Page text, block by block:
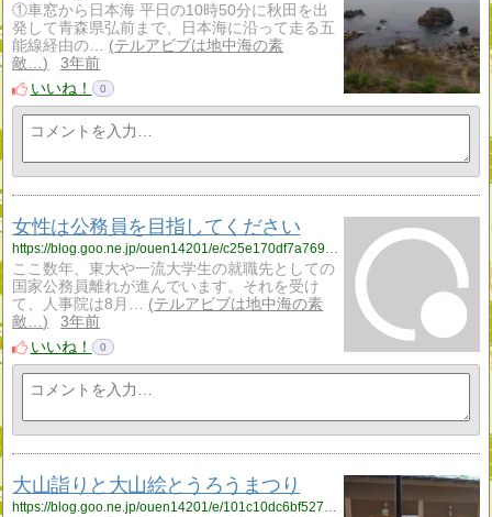
①車窓から日本海 平日の10時50分に秋田を出
発して青森県弘前まで、日本海に沿って走る五
能線経由の…
テルアビブは地中海の素
敵…
3年前
いいね！
0
女性は公務員を目指してください
https://blog.goo.ne.jp/ouen14201/e/c25e170df7a769721221fa000aea2405?fm=rss
ここ数年、東大や一流大学生の就職先としての
国家公務員離れが進んでいます。それを受け
て、人事院は8月…
テルアビブは地中海の素
敵…
3年前
いいね！
0
大山詣りと大山絵とうろうまつり
https://blog.goo.ne.jp/ouen14201/e/101c10dc6bf5271190afd8c1acf71a72?fm=rss